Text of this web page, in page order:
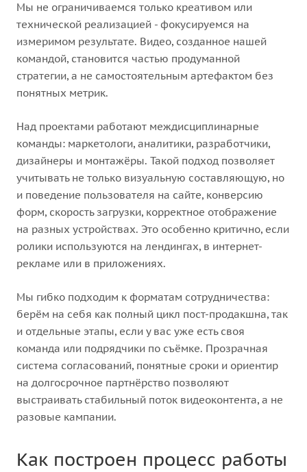
Мы не ограничиваемся только креативом или
технической реализацией - фокусируемся на
измеримом результате. Видео, созданное нашей
командой, становится частью продуманной
стратегии, а не самостоятельным артефактом без
понятных метрик.
Над проектами работают междисциплинарные
команды: маркетологи, аналитики, разработчики,
дизайнеры и монтажёры. Такой подход позволяет
учитывать не только визуальную составляющую, но
и поведение пользователя на сайте, конверсию
форм, скорость загрузки, корректное отображение
на разных устройствах. Это особенно критично, если
ролики используются на лендингах, в интернет-
рекламе или в приложениях.
Мы гибко подходим к форматам сотрудничества:
берём на себя как полный цикл пост-продакшна, так
и отдельные этапы, если у вас уже есть своя
команда или подрядчики по съёмке. Прозрачная
система согласований, понятные сроки и ориентир
на долгосрочное партнёрство позволяют
выстраивать стабильный поток видеоконтента, а не
разовые кампании.
Как построен процесс работы